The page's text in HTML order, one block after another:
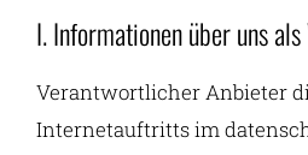
I. Informationen über uns
Verantwortlicher Anbieter
Internetauftritts im